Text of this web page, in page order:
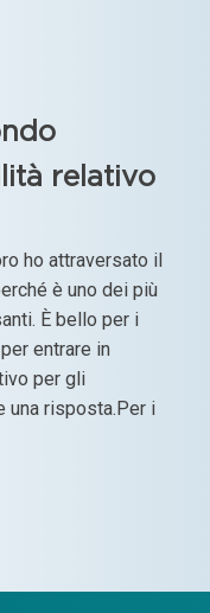
relativo
ho attraversato il
è uno dei più
È bello per i
entrare in
per gli
una risposta.Per i